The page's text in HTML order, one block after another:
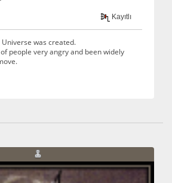
Kayıtlı
was created.
people very angry and been widely